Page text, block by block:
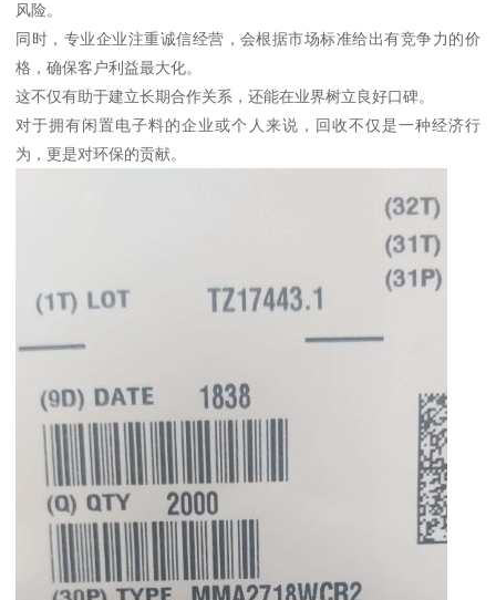
风险。
同时，专业企业注重诚信经营，会根据市场标准给出有竞争力的价
格，确保客户利益最大化。
这不仅有助于建立长期合作关系，还能在业界树立良好口碑。
对于拥有闲置电子料的企业或个人来说，回收不仅是一种经济行
为，更是对环保的贡献。